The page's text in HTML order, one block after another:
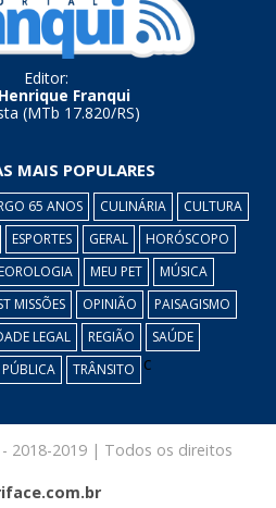
Editor:
Franqui
(MTb 17.820/RS)
MAIS POPULARES
65 ANOS CULINÁRIA
CULTURA
ESPORTES GERAL
HORÓSCOPO
MEU PET
MÚSICA
MISSÕES OPINIÃO
PAISAGISMO
LEGAL REGIÃO
SAÚDE
TRÂNSITO c
- 2018-2019 | Todos os direitos